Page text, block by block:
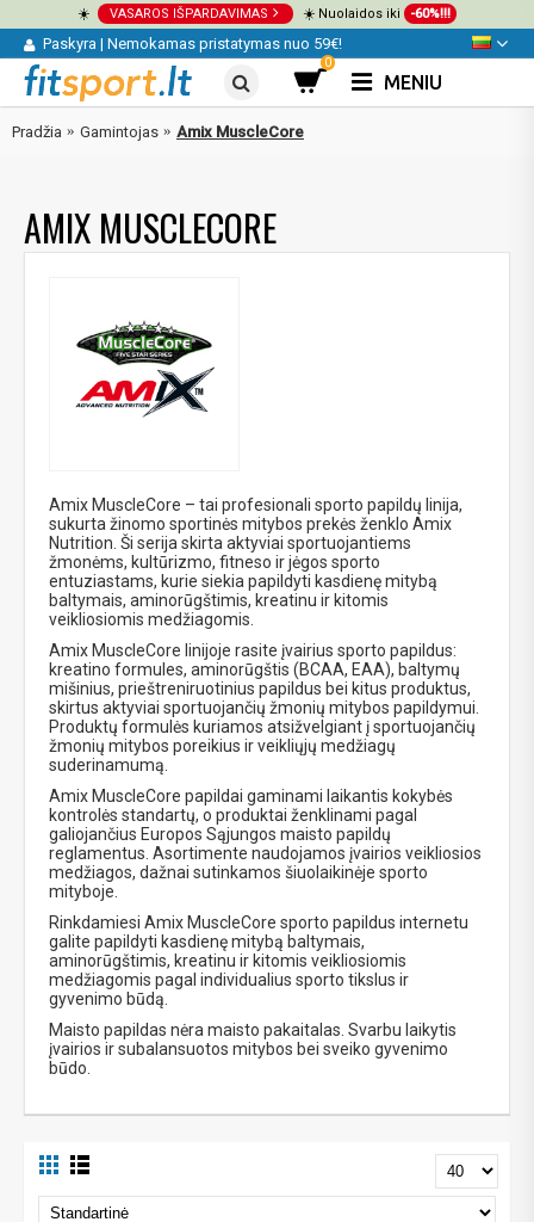
☀️ VASAROS IŠPARDAVIMAS ☀️ Nuolaidos iki -60%!!!
Paskyra | Nemokamas pristatymas nuo 59€!
0
MENIU
Pradžia Gamintojas Amix MuscleCore
AMIX MUSCLECORE
Amix MuscleCore – tai profesionali sporto papildų linija,
sukurta žinomo sportinės mitybos prekės ženklo Amix
Nutrition. Ši serija skirta aktyviai sportuojantiems
žmonėms, kultūrizmo, fitneso ir jėgos sporto
entuziastams, kurie siekia papildyti kasdienę mitybą
baltymais, aminorūgštimis, kreatinu ir kitomis
veikliosiomis medžiagomis.
Amix MuscleCore linijoje rasite įvairius sporto papildus:
kreatino formules, aminorūgštis (BCAA, EAA), baltymų
mišinius, prieštreniruotinius papildus bei kitus produktus,
skirtus aktyviai sportuojančių žmonių mitybos papildymui.
Produktų formulės kuriamos atsižvelgiant į sportuojančių
žmonių mitybos poreikius ir veikliųjų medžiagų
suderinamumą.
Amix MuscleCore papildai gaminami laikantis kokybės
kontrolės standartų, o produktai ženklinami pagal
galiojančius Europos Sąjungos maisto papildų
reglamentus. Asortimente naudojamos įvairios veikliosios
medžiagos, dažnai sutinkamos šiuolaikinėje sporto
mityboje.
Rinkdamiesi Amix MuscleCore sporto papildus internetu
galite papildyti kasdienę mitybą baltymais,
aminorūgštimis, kreatinu ir kitomis veikliosiomis
medžiagomis pagal individualius sporto tikslus ir
gyvenimo būdą.
Maisto papildas nėra maisto pakaitalas. Svarbu laikytis
įvairios ir subalansuotos mitybos bei sveiko gyvenimo
būdo.